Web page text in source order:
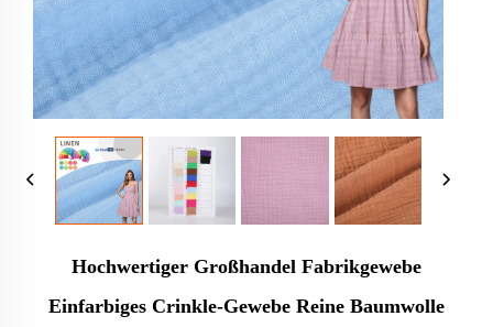
Hochwertiger Großhandel Fabrikgewebe
Einfarbiges Crinkle-Gewebe Reine Baumwolle